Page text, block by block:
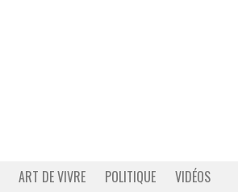
ART DE VIVRE POLITIQUE VIDÉOS